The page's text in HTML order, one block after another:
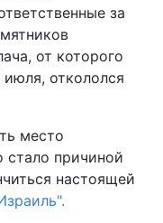
за
от которого
откололся
место
стало причиной
настоящей